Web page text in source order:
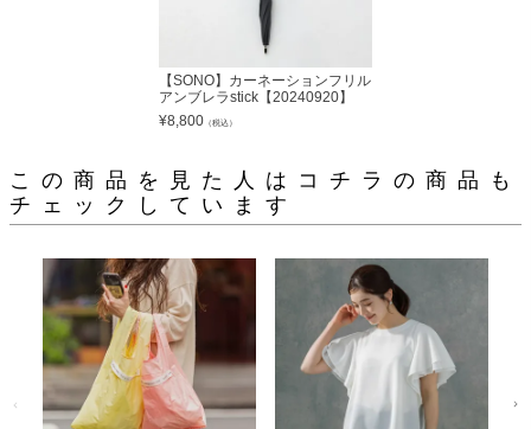
【SONO】カーネーションフリル
アンブレラstick【20240920】
¥8,800 （税込）
この商品を見た人はコチラの商品も
チェックしています